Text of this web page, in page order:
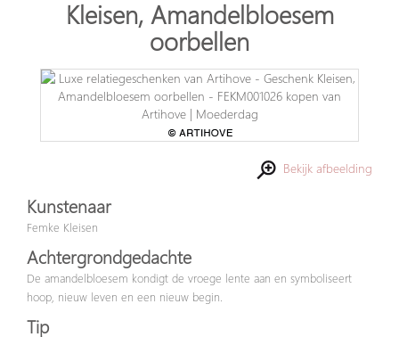
Kleisen, Amandelbloesem
oorbellen
Bekijk afbeelding
Kunstenaar
Femke Kleisen
Achtergrondgedachte
De amandelbloesem kondigt de vroege lente aan en symboliseert
hoop, nieuw leven en een nieuw begin.
Tip